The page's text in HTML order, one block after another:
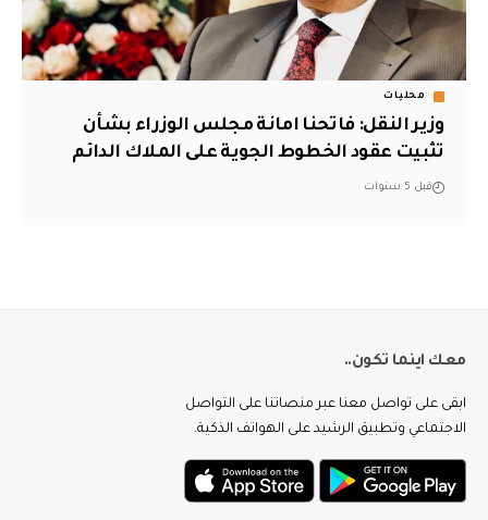
محليات
وزير النقل: فاتحنا امانة مجلس الوزراء بشأن
تثبيت عقود الخطوط الجوية على الملاك الدائم
قبل 5 سنوات
معك اينما تكون..
ابقى على تواصل معنا عبر منصاتنا على التواصل
الاجتماعي وتطبيق الرشيد على الهواتف الذكية.